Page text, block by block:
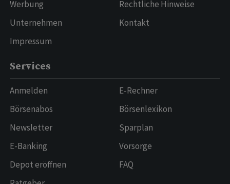
Werbung
Unternehmen
Impressum
Rechtliche Hinweise
Kontakt
Services
Anmelden
Börsenabos
Newsletter
E-Banking
Depot eröffnen
E-Rechner
Börsenlexikon
Sparplan
Vorsorge
FAQ